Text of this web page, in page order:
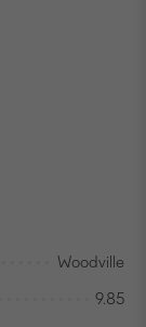
Woodville
9.85